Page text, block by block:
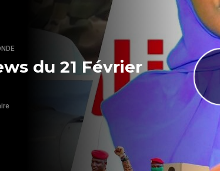
du 21 Février